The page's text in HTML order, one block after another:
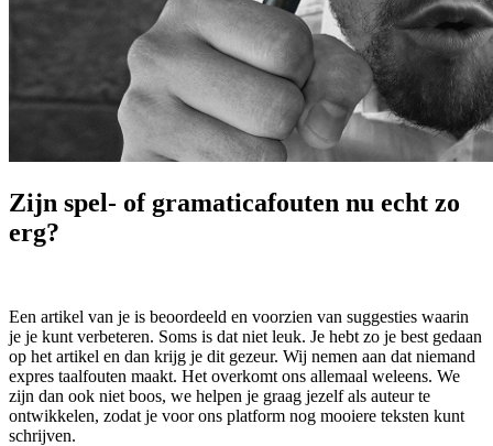
Zijn spel- of gramaticafouten nu echt zo
erg?
Een artikel van je is beoordeeld en voorzien van suggesties waarin
je je kunt verbeteren. Soms is dat niet leuk. Je hebt zo je best gedaan
op het artikel en dan krijg je dit gezeur. Wij nemen aan dat niemand
expres taalfouten maakt. Het overkomt ons allemaal weleens. We
zijn dan ook niet boos, we helpen je graag jezelf als auteur te
ontwikkelen, zodat je voor ons platform nog mooiere teksten kunt
schrijven.